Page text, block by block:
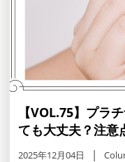
【VOL.75】プラ
ても大丈夫？注意
2025年12月04日